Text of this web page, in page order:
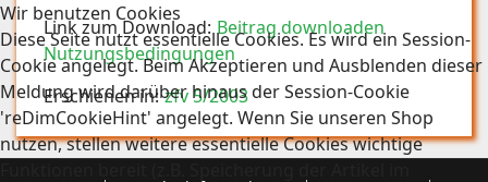
Link zum Download: Beitrag downloaden
Nutzungsbedingungen
Erschienen in: zfv 5/2003
Wir benutzen Cookies
Diese Seite nutzt essentielle Cookies. Es wird ein Session-
Cookie angelegt. Beim Akzeptieren und Ausblenden dieser
Meldung wird darüber hinaus der Session-Cookie
'reDimCookieHint' angelegt. Wenn Sie unseren Shop
nutzen, stellen weitere essentielle Cookies wichtige